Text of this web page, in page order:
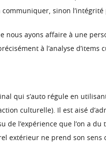
sinon l’intégrité
ayons affaire à une
à l’analyse
qui s’auto régule en
culturelle). Il est aisé
l’expérience que l’on a
extérieur ne prend son